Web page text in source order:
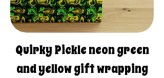
Quirky Pickle neon green
and yellow gift wrapping